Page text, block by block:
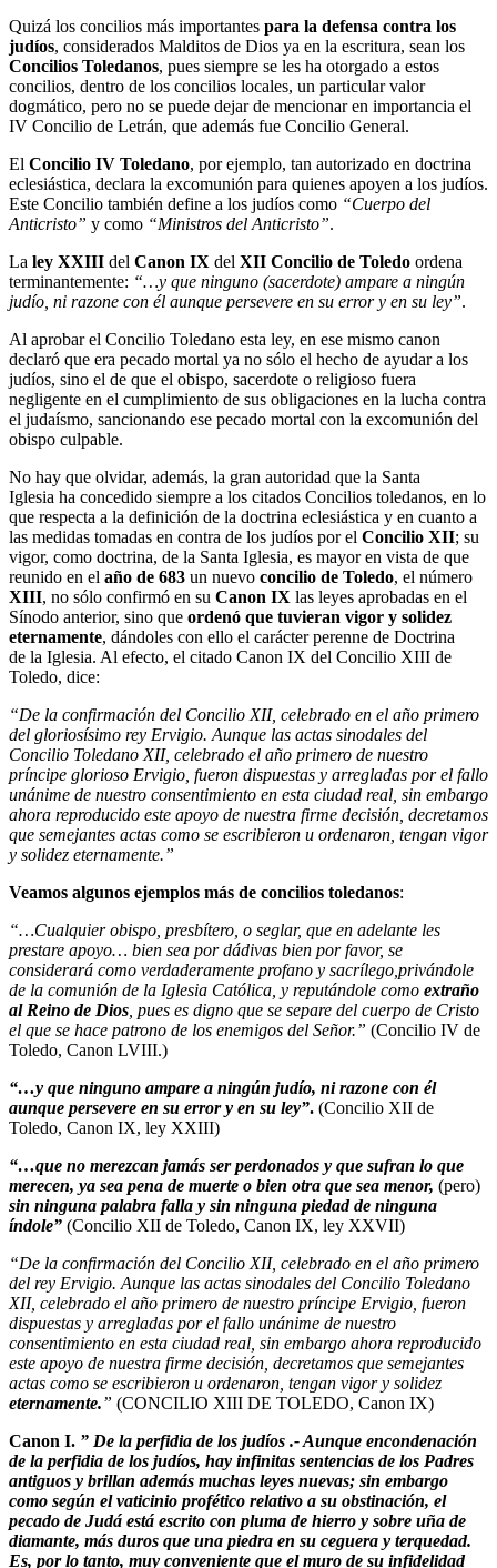
Quizá los concilios más importantes para la defensa contra los
judíos, considerados Malditos de Dios ya en la escritura, sean los
Concilios Toledanos, pues siempre se les ha otorgado a estos
concilios, dentro de los concilios locales, un particular valor
dogmático, pero no se puede dejar de mencionar en importancia el
IV Concilio de Letrán, que además fue Concilio General.
El Concilio IV Toledano, por ejemplo, tan autorizado en doctrina
eclesiástica, declara la excomunión para quienes apoyen a los judíos.
Este Concilio también define a los judíos como “Cuerpo del
Anticristo” y como “Ministros del Anticristo”.
La ley XXIII del Canon IX del XII Concilio de Toledo ordena
terminantemente: “…y que ninguno (sacerdote) ampare a ningún
judío, ni razone con él aunque persevere en su error y en su ley”.
Al aprobar el Concilio Toledano esta ley, en ese mismo canon
declaró que era pecado mortal ya no sólo el hecho de ayudar a los
judíos, sino el de que el obispo, sacerdote o religioso fuera
negligente en el cumplimiento de sus obligaciones en la lucha contra
el judaísmo, sancionando ese pecado mortal con la excomunión del
obispo culpable.
No hay que olvidar, además, la gran autoridad que la Santa
Iglesia ha concedido siempre a los citados Concilios toledanos, en lo
que respecta a la definición de la doctrina eclesiástica y en cuanto a
las medidas tomadas en contra de los judíos por el Concilio XII; su
vigor, como doctrina, de la Santa Iglesia, es mayor en vista de que
reunido en el año de 683 un nuevo concilio de Toledo, el número
XIII, no sólo confirmó en su Canon IX las leyes aprobadas en el
Sínodo anterior, sino que ordenó que tuvieran vigor y solidez
eternamente, dándoles con ello el carácter perenne de Doctrina
de la Iglesia. Al efecto, el citado Canon IX del Concilio XIII de
Toledo, dice:
“De la confirmación del Concilio XII, celebrado en el año primero
del gloriosísimo rey Ervigio. Aunque las actas sinodales del
Concilio Toledano XII, celebrado el año primero de nuestro
príncipe glorioso Ervigio, fueron dispuestas y arregladas por el fallo
unánime de nuestro consentimiento en esta ciudad real, sin embargo
ahora reproducido este apoyo de nuestra firme decisión, decretamos
que semejantes actas como se escribieron u ordenaron, tengan vigor
y solidez eternamente.”
Veamos algunos ejemplos más de concilios toledanos:
“…Cualquier obispo, presbítero, o seglar, que en adelante les
prestare apoyo… bien sea por dádivas bien por favor, se
considerará como verdaderamente profano y sacrílego,privándole
de la comunión de la Iglesia Católica, y reputándole como extraño
al Reino de Dios , pues es digno que se separe del cuerpo de Cristo
el que se hace patrono de los enemigos del Señor.” (Concilio IV de
Toledo, Canon LVIII.)
“…y que ninguno ampare a ningún judío, ni razone con él
aunque persevere en su error y en su ley”. (Concilio XII de
Toledo, Canon IX, ley XXIII)
“…que no merezcan jamás ser perdonados y que sufran lo que
merecen, ya sea pena de muerte o bien otra que sea menor, (pero)
sin ninguna palabra falla y sin ninguna piedad de ninguna
índole” (Concilio XII de Toledo, Canon IX, ley XXVII)
“De la confirmación del Concilio XII, celebrado en el año primero
del rey Ervigio. Aunque las actas sinodales del Concilio Toledano
XII, celebrado el año primero de nuestro príncipe Ervigio, fueron
dispuestas y arregladas por el fallo unánime de nuestro
consentimiento en esta ciudad real, sin embargo ahora reproducido
este apoyo de nuestra firme decisión, decretamos que semejantes
actas como se escribieron u ordenaron, tengan vigor y solidez
eternamente.” (CONCILIO XIII DE TOLEDO, Canon IX)
Canon I. ” De la perfidia de los judíos .- Aunque encondenación
de la perfidia de los judíos, hay infinitas sentencias de los Padres
antiguos y brillan además muchas leyes nuevas; sin embargo
como según el vaticinio profético relativo a su obstinación, el
pecado de Judá está escrito con pluma de hierro y sobre uña de
diamante, más duros que una piedra en su ceguera y terquedad.
Es, por lo tanto, muy conveniente que el muro de su infidelidad